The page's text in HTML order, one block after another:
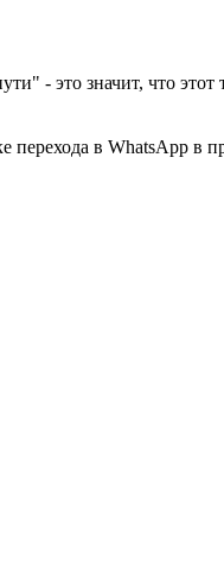
- это значит, что
перехода в WhatsApp в